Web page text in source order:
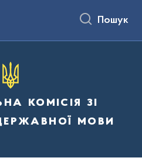
Пошук
комісія зі
мови